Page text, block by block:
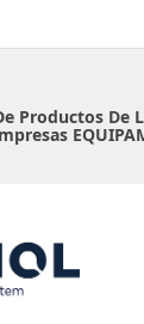
Productos De